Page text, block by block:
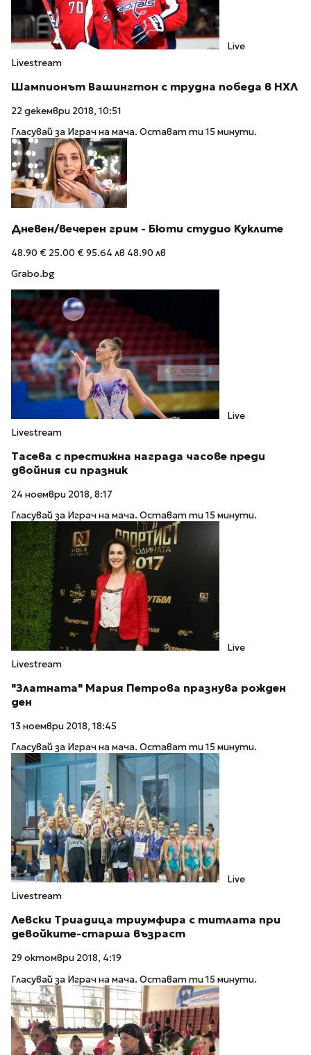
Live
Livestream
Шампионът Вашингтон с трудна победа в НХЛ
22 декември 2018, 10:51
Гласувай за Играч на мача. Остават ти 15 минути.
Дневен/вечерен грим - Бюти студио Куклите
48.90 € 25.00 €95.64 лв 48.90 лв
Grabo.bg
Live
Livestream
Тасева с престижна награда часове преди
двойния си празник
24 ноември 2018, 8:17
Гласувай за Играч на мача. Остават ти 15 минути.
Live
Livestream
"Златната" Мария Петрова празнува рожден
ден
13 ноември 2018, 18:45
Гласувай за Играч на мача. Остават ти 15 минути.
Live
Livestream
Левски Триадица триумфира с титлата при
девойките-старша възраст
29 октомври 2018, 4:19
Гласувай за Играч на мача. Остават ти 15 минути.